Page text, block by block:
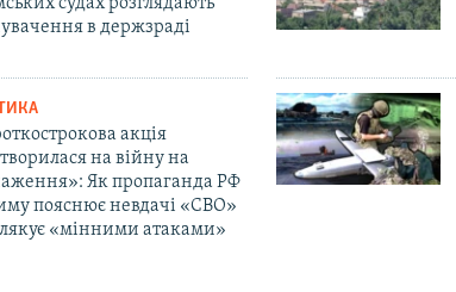
в держзраді
акція
на війну на
Як пропаганда РФ
пояснює невдачі «СВО»
«мінними атаками»